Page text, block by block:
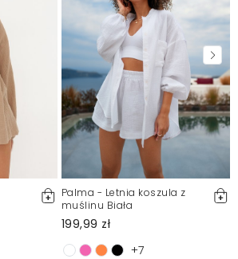
Palma - Letnia koszula z
muślinu Biała
199,99 zł
+7